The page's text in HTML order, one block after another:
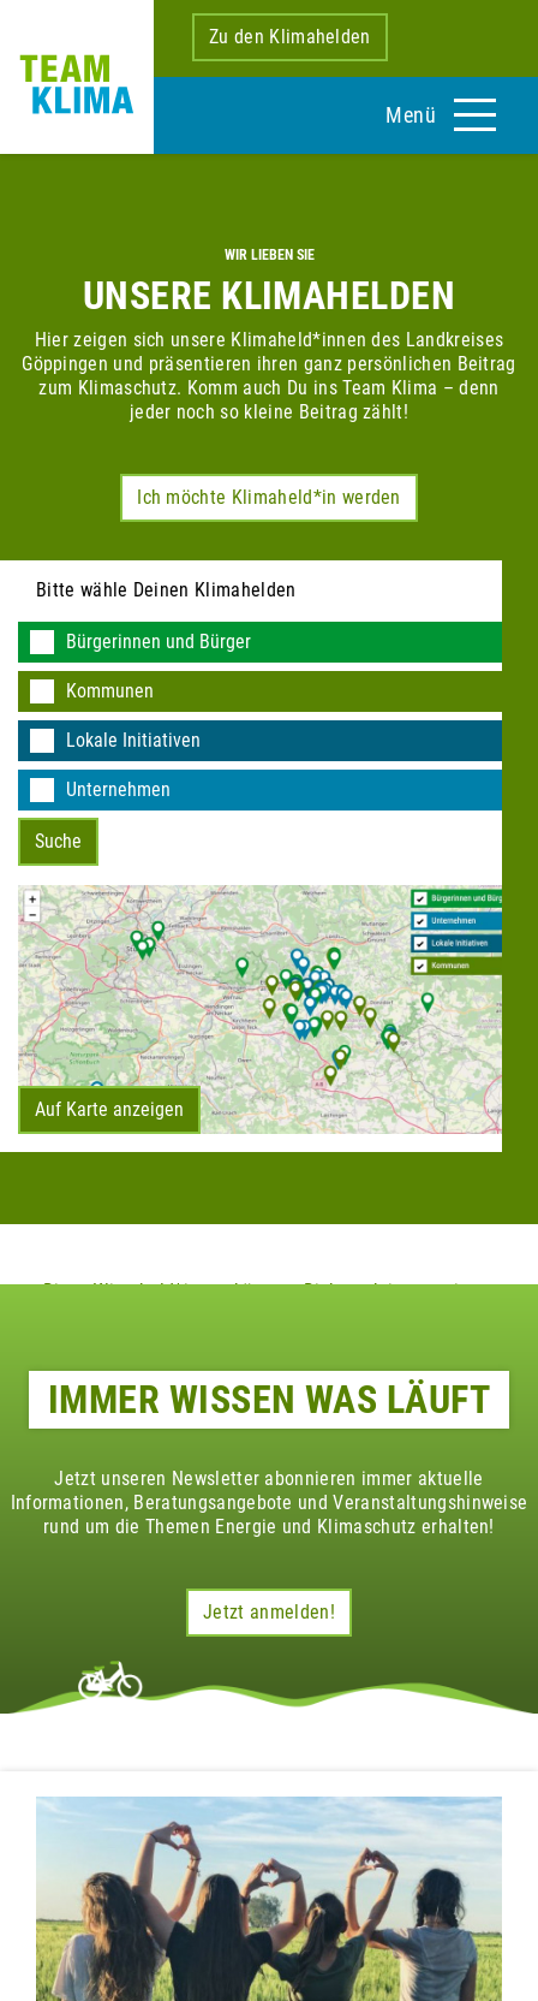
Zu den Klimahelden
Menü
WIR LIEBEN SIE
UNSERE KLIMAHELDEN
Hier zeigen sich unsere Klimaheld*innen des Landkreises
Göppingen und präsentieren ihren ganz persönlichen Beitrag
zum Klimaschutz. Komm auch Du ins Team Klima – denn
jeder noch so kleine Beitrag zählt!
Ich möchte Klimaheld*in werden
Bitte wähle Deinen Klimahelden
Bürgerinnen und Bürger
Kommunen
Lokale Initiativen
Unternehmen
Auf Karte anzeigen
KEINE DATEN VORHANDEN
Diese Klimaheld*innen könnten Dich auch interessieren
IMMER WISSEN WAS LÄUFT
Jetzt unseren Newsletter abonnieren immer aktuelle
Informationen, Beratungsangebote und Veranstaltungshinweise
rund um die Themen Energie und Klimaschutz erhalten!
Jetzt anmelden!